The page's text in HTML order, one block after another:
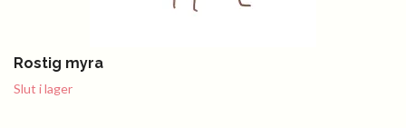
Rostig myra
Slut i lager